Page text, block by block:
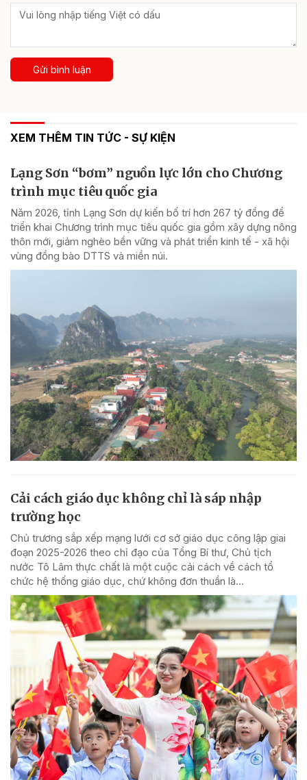
Gửi bình luận
XEM THÊM TIN TỨC - SỰ KIỆN
Lạng Sơn “bơm” nguồn lực lớn cho Chương
trình mục tiêu quốc gia
Năm 2026, tỉnh Lạng Sơn dự kiến bố trí hơn 267 tỷ đồng để
triển khai Chương trình mục tiêu quốc gia gồm xây dựng nông
thôn mới, giảm nghèo bền vững và phát triển kinh tế - xã hội
vùng đồng bào DTTS và miền núi.
Cải cách giáo dục không chỉ là sáp nhập
trường học
Chủ trương sắp xếp mạng lưới cơ sở giáo dục công lập giai
đoạn 2025-2026 theo chỉ đạo của Tổng Bí thư, Chủ tịch
nước Tô Lâm thực chất là một cuộc cải cách về cách tổ
chức hệ thống giáo dục, chứ không đơn thuần là...